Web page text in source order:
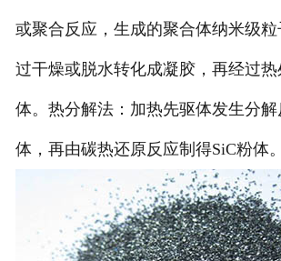
或聚合反应，生成的聚合体纳米级
过干燥或脱水转化成凝胶，再经过
体。热分解法：加热先驱体发生分
体，再由碳热还原反应制得SiC粉体。